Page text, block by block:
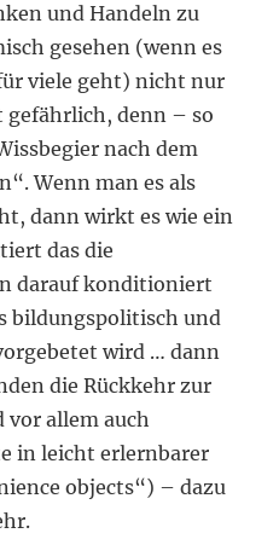
und Handeln zu
gesehen (wenn es
viele geht) nicht nur
denn – so
nach dem
Wenn man es als
dann wirkt es wie ein
das die
darauf konditioniert
bildungspolitisch und
wird … dann
die Rückkehr zur
vor allem auch
in leicht erlernbarer
objects“) – dazu